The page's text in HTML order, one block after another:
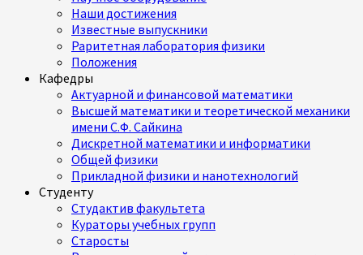
Наши достижения
Известные выпускники
Раритетная лаборатория физики
Положения
Кафедры
Актуарной и финансовой математики
Высшей математики и теоретической механики
имени С.Ф. Сайкина
Дискретной математики и информатики
Общей физики
Прикладной физики и нанотехнологий
Студенту
Студактив факультета
Кураторы учебных групп
Старосты